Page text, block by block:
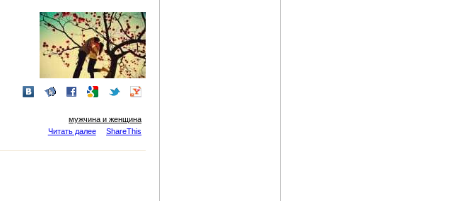
мужчина и женщина
Читать далее
ShareThis